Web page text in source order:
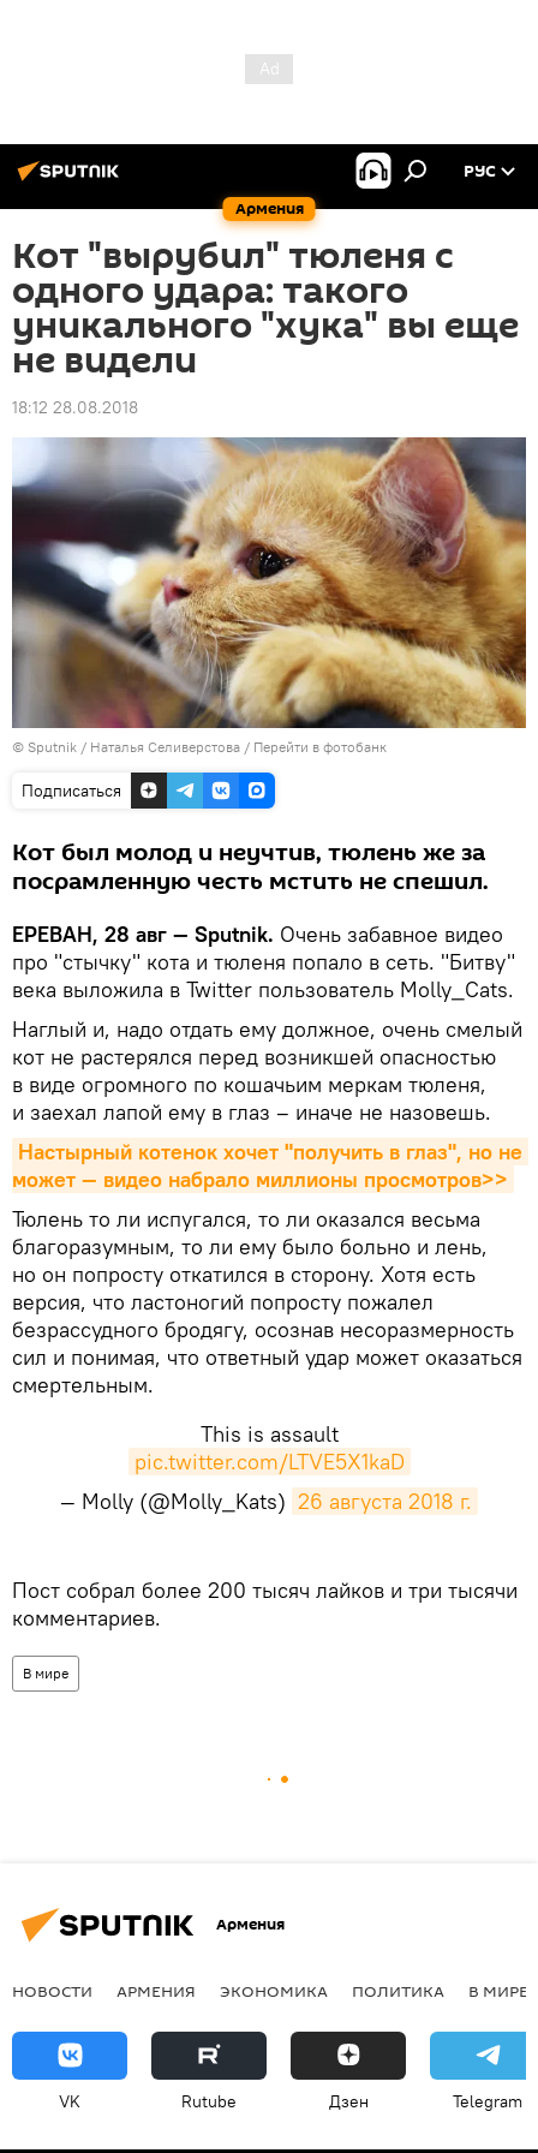
Армения
РУС
Кот "вырубил" тюленя с
одного удара: такого
уникального "хука" вы еще
не видели
18:12 28.08.2018
© Sputnik / Наталья Селиверстова / Перейти в фотобанк
Подписаться
Кот был молод и неучтив, тюлень же за
посрамленную честь мстить не спешил.
ЕРЕВАН, 28 авг — Sputnik. Очень забавное видео
про "стычку" кота и тюленя попало в сеть. "Битву"
века выложила в Twitter пользователь Molly_Cats.
Наглый и, надо отдать ему должное, очень смелый
кот не растерялся перед возникшей опасностью
в виде огромного по кошачьим меркам тюленя,
и заехал лапой ему в глаз – иначе не назовешь.
Настырный котенок хочет "получить в глаз", но не
может — видео набрало миллионы просмотров>>
Тюлень то ли испугался, то ли оказался весьма
благоразумным, то ли ему было больно и лень,
но он попросту откатился в сторону. Хотя есть
версия, что ластоногий попросту пожалел
безрассудного бродягу, осознав несоразмерность
сил и понимая, что ответный удар может оказаться
смертельным.
This is assault
pic.twitter.com/LTVE5X1kaD
— Molly (@Molly_Kats) 26 августа 2018 г.
Пост собрал более 200 тысяч лайков и три тысячи
комментариев.
В мире
Армения
НОВОСТИ АРМЕНИЯ ЭКОНОМИКА ПОЛИТИКА В МИРЕ
VK Rutube Дзен Telegram